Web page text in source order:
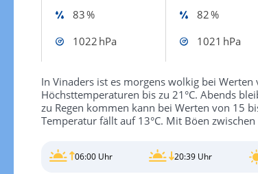
83 %
82 %
1022 hPa
1021 hPa
In Vinaders ist es morgens wolkig bei
Höchsttemperaturen bis zu 21°C. Abends
zu Regen kommen kann bei Werten von 15
Temperatur fällt auf 13°C. Mit Böen
06:00 Uhr 20:39 Uhr